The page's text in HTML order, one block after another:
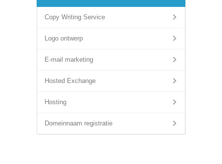
Copy Writing Service
Logo ontwerp
E-mail marketing
Hosted Exchange
Hosting
Domeinnaam registratie